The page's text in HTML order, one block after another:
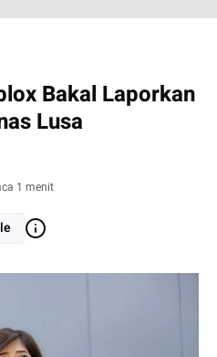
Bakal Laporkan
Lusa
1 menit